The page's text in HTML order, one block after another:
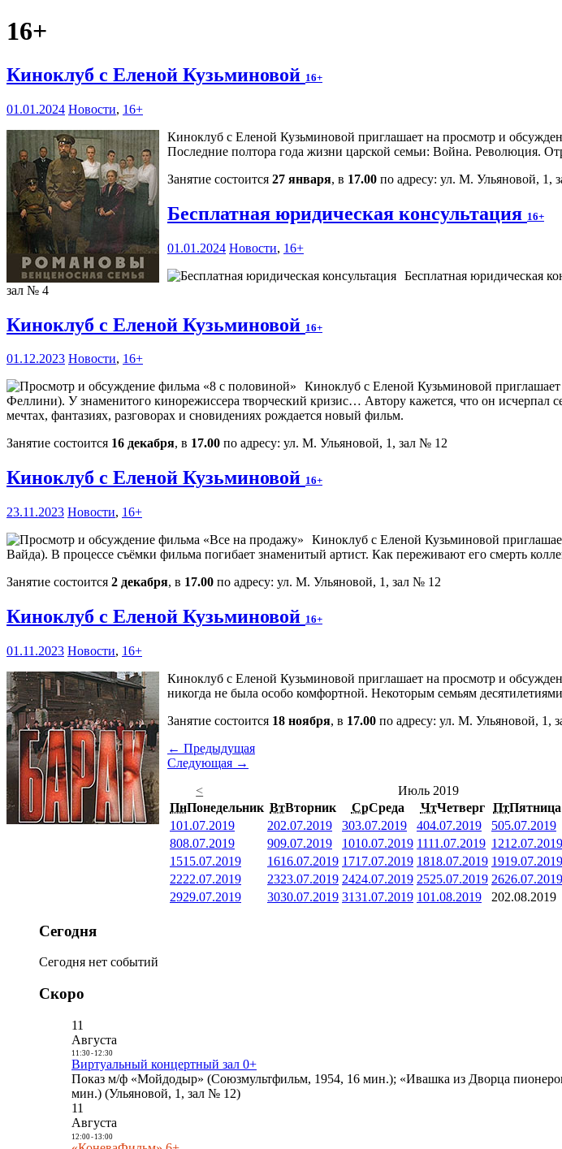
16+
Киноклуб с Еленой Кузьминовой 16+
01.01.2024 Новости, 16+
Киноклуб с Еленой Кузьминовой приглашает на просмотр и
Последние полтора года жизни царской семьи: Война. Революция.
Занятие состоится 27 января, в 17.00 по адресу: ул. М. Ульяновой, 1,
Бесплатная юридическая консультация 16+
01.01.2024 Новости, 16+
Бесплатная юридическая
зал № 4
Киноклуб с Еленой Кузьминовой 16+
01.12.2023 Новости, 16+
Киноклуб с Еленой Кузьминовой
Феллини). У знаменитого кинорежиссера творческий кризис… Автору кажется, что он исчерпал
мечтах, фантазиях, разговорах и сновидениях рождается новый фильм.
Занятие состоится 16 декабря, в 17.00 по адресу: ул. М. Ульяновой, 1, зал № 12
Киноклуб с Еленой Кузьминовой 16+
23.11.2023 Новости, 16+
Киноклуб с Еленой Кузьминовой
Вайда). В процессе съёмки фильма погибает знаменитый артист. Как переживают его смерть
Занятие состоится 2 декабря, в 17.00 по адресу: ул. М. Ульяновой, 1, зал № 12
Киноклуб с Еленой Кузьминовой 16+
01.11.2023 Новости, 16+
Киноклуб с Еленой Кузьминовой приглашает на просмотр и
никогда не была особо комфортной. Некоторым семьям
Занятие состоится 18 ноября, в 17.00 по адресу: ул. М. Ульяновой, 1,
← Предыдущая
Следующая →
<
Июль 2019
ПнПонедельник ВтВторник СрСреда ЧтЧетверг ПтПятница
101.07.2019 202.07.2019 303.07.2019 404.07.2019 505.07.2019
808.07.2019 909.07.2019 1010.07.2019 1111.07.2019 1212.07.2019
1515.07.2019 1616.07.2019 1717.07.2019 1818.07.2019 1919.07.2019
2222.07.2019 2323.07.2019 2424.07.2019 2525.07.2019 2626.07.2019
2929.07.2019 3030.07.2019 3131.07.2019 101.08.2019 202.08.2019
Сегодня
Сегодня нет событий
Скоро
11
Августа
11:30- 12:30
Виртуальный концертный зал 0+
Показ м/ф «Мойдодыр» (Союзмультфильм, 1954, 16 мин.); «Ивашка из Дворца
мин.) (Ульяновой, 1, зал № 12)
11
Августа
12:00- 13:00